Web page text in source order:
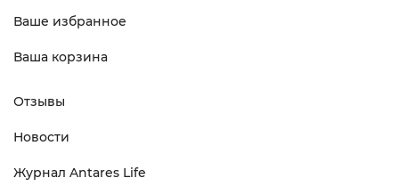
Ваше избранное
Ваша корзина
Отзывы
Новости
Журнал Antares Life